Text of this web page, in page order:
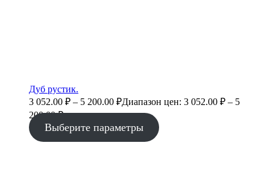
Дуб рустик.
3 052.00 ₽ – 5 200.00 ₽Диапазон цен: 3 052.00 ₽ – 5
200.00 ₽
Выберите параметры